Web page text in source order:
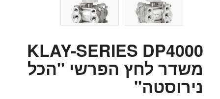
KLAY-SERIES DP4000
משדר לחץ הפרשי "הכל
נירוסטה"